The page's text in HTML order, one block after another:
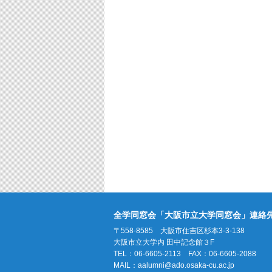
全学同窓会「大阪市立大学同窓会」連絡
〒558-8585 大阪市住吉区杉本3-3-138
大阪市立大学内 田中記念館３F
TEL：06-6605-2113 FAX：06-6605-2088
MAIL： aalumni@ado.osaka-cu.ac.jp